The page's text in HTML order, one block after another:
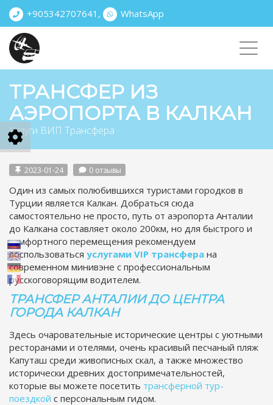
+905342707641 , WhatsApp
ТРАНСФЕР ИЗ
АЭРОПОРТА В КАЛКАН
Услуги ВИП Трансфера
2023-01-24 0 отзывы
Один из самых полюбившихся туристами городков в
Турции является Калкан. Добраться сюда
самостоятельно не просто, путь от аэропорта Анталии
до Калкана составляет около 200км, но для быстрого и
комфортного перемещения рекомендуем
воспользоваться услугами VIP трансфера на
современном минивэне с профессиональным
русскоговорящим водителем.
ТРАНСФЕР АНТАЛИИ ДО ЦЕНТРА
ГОРОДА КАЛКАН
Здесь очаровательные исторические центры с уютными
ресторанами и отелями, очень красивый песчаный пляж
Капуташ среди живописных скал, а также множество
исторически древних достопримечательностей,
которые вы можете посетить трансферной тур-
поездкой с персональным гидом.